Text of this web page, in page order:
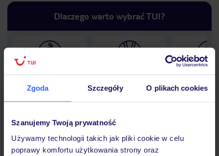
Zgoda Szczegóły O plikach cookies
Szanujemy Twoją prywatność
Używamy technologii takich jak pliki cookie w celu
poprawy komfortu użytkowania strony oraz
Dlaczego warto wybrać TUI?
podróży w Polsce
30 lat w
Hotel